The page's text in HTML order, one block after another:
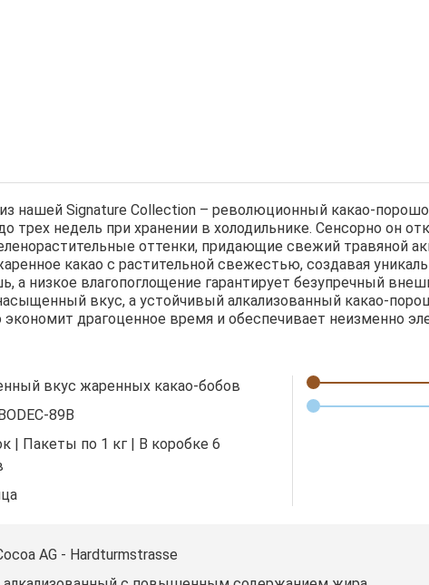
из нашей Signature Collection – революционный какао-
недель при хранении в холодильнике. Сенсорно он
оттенки, придающие свежий травяной
какао с растительной свежестью, создавая
низкое влагопоглощение гарантирует безупречный
вкус, а устойчивый алкализованный какао-
драгоценное время и обеспечивает неизменно
вкус жаренных какао-бобов
89B
| Пакеты по 1 кг | В коробке 6
AG - Hardturmstrasse